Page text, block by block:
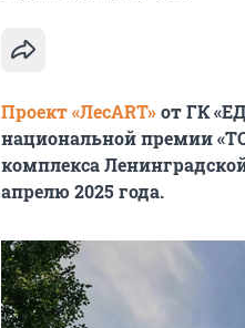
Проект «ЛесART»от ГК
национальной премии
комплекса
апрелю 2025 года.